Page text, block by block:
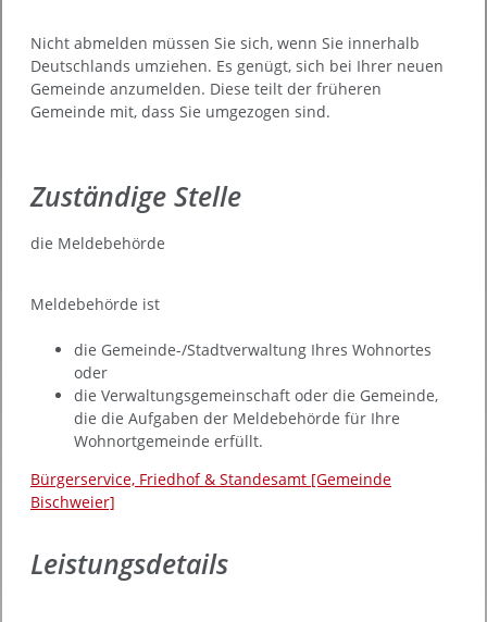
Nicht abmelden müssen Sie sich, wenn Sie innerhalb
Deutschlands umziehen. Es genügt, sich bei Ihrer neuen
Gemeinde anzumelden. Diese teilt der früheren
Gemeinde mit, dass Sie umgezogen sind.
Zuständige Stelle
die Meldebehörde
Meldebehörde ist
die Gemeinde-/Stadtverwaltung Ihres Wohnortes
oder
die Verwaltungsgemeinschaft oder die Gemeinde,
die die Aufgaben der Meldebehörde für Ihre
Wohnortgemeinde erfüllt.
Bürgerservice, Friedhof & Standesamt [Gemeinde
Bischweier]
Leistungsdetails